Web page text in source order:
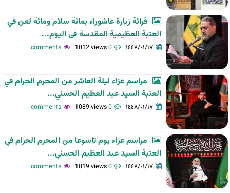
قرائة زيارة عاشوراء بمائة سلام ومائة لعن في
العتبة العظیمیة المقدسة فی الیوم...
١٤٤٨/٠١/١٧ 0 comments
1012 views
مراسم عزاء ليلة العاشر من المحرم الحرام في
العتبة السيد عبد العظيم الحسني...
١٤٤٨/٠١/١٧ 0 comments
1089 views
مراسم عزاء يوم تاسوعا من المحرم الحرام في
العتبة السيد عبد العظيم الحسني...
١٤٤٨/٠١/١٧ 0 comments
1019 views